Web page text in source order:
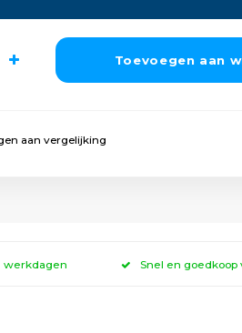
Toevoegen aan
aan vergelijking
werkdagen Snel en goedkoop